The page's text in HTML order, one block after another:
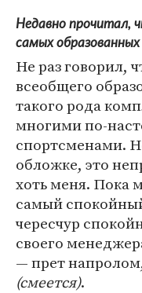
Недавно прочитал,
самых
Не раз говорил,
всеобщего
такого рода
многими по-
спортсменами.
обложке, это
хоть меня. Пока
самый
чересчур
своего
— прет
(смеется).